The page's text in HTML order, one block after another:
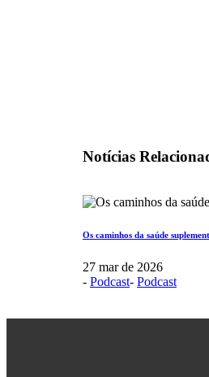
Notícias
Os caminhos da saúde
27 mar de 2026
- Podcast- Podcast